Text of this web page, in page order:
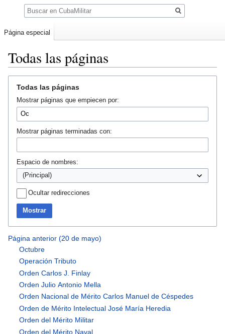
Todas las páginas
navegación
búsqueda
Todas las páginas
Mostrar páginas que empiecen por:
Mostrar páginas terminadas con:
Espacio de nombres:
Ocultar redirecciones
Mostrar
Página anterior (20 de mayo)
Octubre
Operación Tributo
Orden Carlos J. Finlay
Orden Julio Antonio Mella
Orden Nacional de Mérito Carlos Manuel de Céspedes
Orden de Mérito Intelectual José María Heredia
Orden del Mérito Militar
Orden del Mérito Naval
Página especial
Buscar